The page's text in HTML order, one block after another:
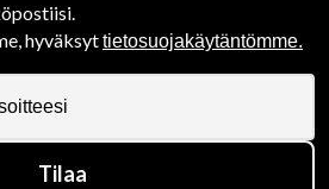
hyväksyttietosuojakäytäntömme.
Tilaa